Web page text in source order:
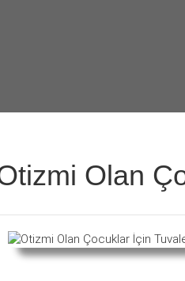
Olan